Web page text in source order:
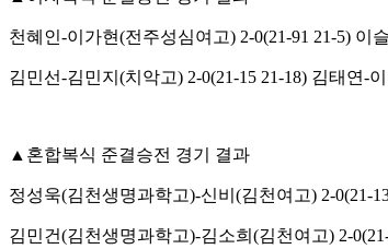
천혜인-이가현(전주성심여고) 2-0(21-91 21-5) 이
김민선-김민지 (치악고) 2-0(21-15 21-18) 김태연-
▲ 혼합복식 준결승전 경기 결과
정성욱(김천생명과학고)-신비 (김천여고) 2-0(21-
김민건(김천생명과학고)-김소희(김천여고) 2-